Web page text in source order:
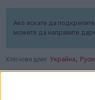
Ако искате да
можете да направите
Ключови думи: Украйна ,